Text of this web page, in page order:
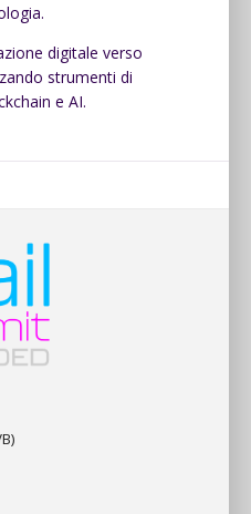
digitale verso
strumenti di
e AI.